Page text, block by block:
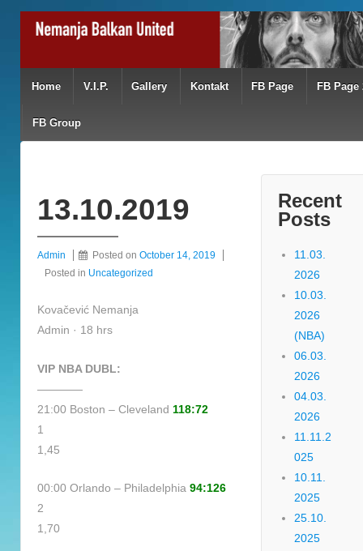
Home V.I.P. Gallery Kontakt FB Page FB Page
FB Group
13.10.2019
Admin Posted on October 14, 2019
Posted in Uncategorized
Kovačević Nemanja
Admin · 18 hrs
VIP NBA DUBL:
————
21:00 Boston – Cleveland 118:72
1
1,45
00:00 Orlando – Philadelphia 94:126
2
1,70
Recent
Posts
11.03.
2026
10.03.
2026
(NBA)
06.03.
2026
04.03.
2026
11.11.2
025
10.11.
2025
25.10.
2025